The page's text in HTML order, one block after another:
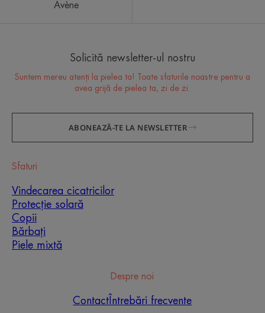
Îngrijirea esențială pentru
Toate sfaturile noastre de specialitate (și cele mai
recente inovații dermatologice) pentru a avea grijă
ÎNSCRIE-TE
Avène
Solicită newsletter-ul nostru
Suntem mereu atenți la pielea ta! Toate sfaturile noastre pentru a
avea grijă de pielea ta, zi de zi.
ABONEAZĂ-TE LA NEWSLETTER
Sfaturi
Vindecarea cicatricilor
Protecție solară
Copii
Bărbați
Piele mixtă
Despre noi
Contact Întrebări frecvente